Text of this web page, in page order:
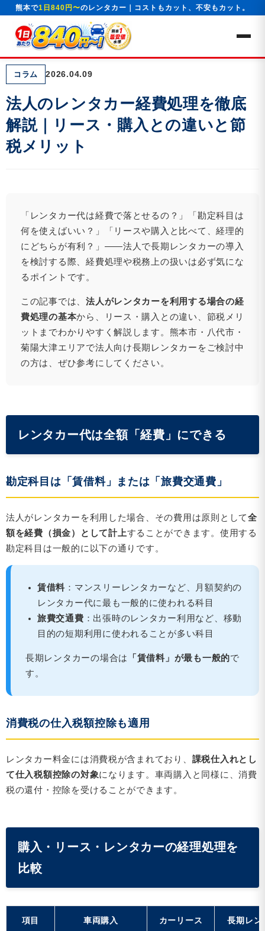
熊本で1日840円〜のレンタカー｜コストもカット、不安もカット。
コラム 2026.04.09
法人のレンタカー経費処理を徹底
解説｜リース・購入との違いと節
税メリット
「レンタカー代は経費で落とせるの？」「勘定科目は
何を使えばいい？」「リースや購入と比べて、経理的
にどちらが有利？」——法人で長期レンタカーの導入
を検討する際、経費処理や税務上の扱いは必ず気にな
るポイントです。
この記事では、法人がレンタカーを利用する場合の経
費処理の基本から、リース・購入との違い、節税メリ
ットまでわかりやすく解説します。熊本市・八代市・
菊陽大津エリアで法人向け長期レンタカーをご検討中
の方は、ぜひ参考にしてください。
レンタカー代は全額「経費」にできる
勘定科目は「賃借料」または「旅費交通費」
法人がレンタカーを利用した場合、その費用は原則として全
額を経費（損金）として計上することができます。使用する
勘定科目は一般的に以下の通りです。
賃借料 ：マンスリーレンタカーなど、月額契約の
レンタカー代に最も一般的に使われる科目
旅費交通費 ：出張時のレンタカー利用など、移動
目的の短期利用に使われることが多い科目
長期レンタカーの場合は 「賃借料」が最も一般的で
す。
消費税の仕入税額控除も適用
レンタカー料金には消費税が含まれており、 課税仕入れとし
て仕入税額控除の対象になります。車両購入と同様に、消費
税の還付・控除を受けることができます。
購入・リース・レンタカーの経理処理を
比較
項目 車両購入 カーリース 長期レン